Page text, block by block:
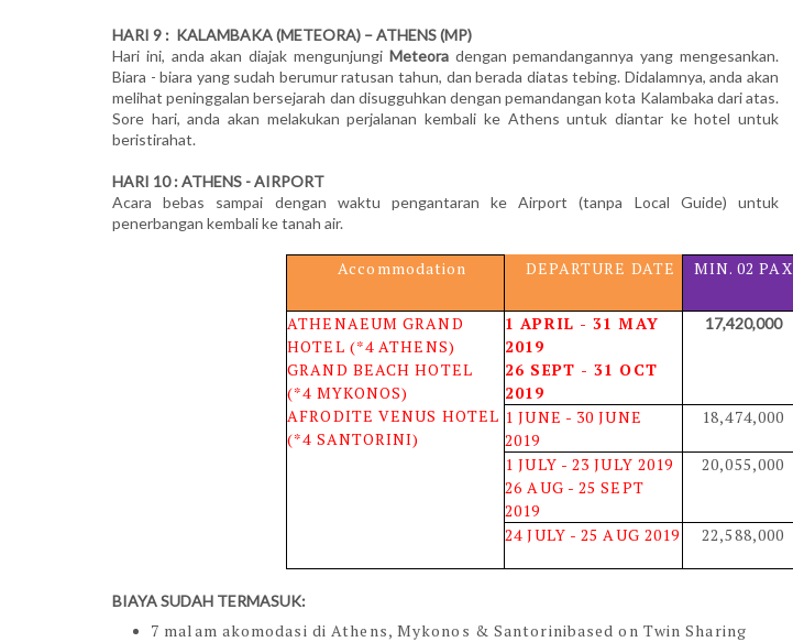
HARI 9 : KALAMBAKA (METEORA) – ATHENS (MP)
Hari ini, anda akan diajak mengunjungi Meteoradengan pemandangannya yang mengesankan.
Biara - biara yang sudah berumur ratusan tahun, dan berada diatas tebing. Didalamnya, anda akan
melihat peninggalan bersejarah dan disugguhkan dengan pemandangan kota Kalambaka dari atas.
Sore hari, anda akan melakukan perjalanan kembali ke Athens untuk diantar ke hotel untuk
beristirahat.
HARI 10 : ATHENS - AIRPORT
Acara bebas sampai dengan waktu pengantaran ke Airport (tanpa Local Guide) untuk
penerbangan kembali ke tanah air.
Accommodation DEPARTURE DATE MIN. 02 PAX
ATHENAEUM GRAND
HOTEL (*4 ATHENS)
GRAND BEACH HOTEL
(*4 MYKONOS)
AFRODITE VENUS HOTEL
(*4 SANTORINI)
1 APRIL - 31 MAY
2019
26 SEPT - 31 OCT
2019
17,420,000
1 JUNE - 30 JUNE
2019
18,474,000
1 JULY - 23 JULY 2019
26 AUG - 25 SEPT
2019
20,055,000
24 JULY - 25 AUG 2019 22,588,000
BIAYA SUDAH TERMASUK:
7 malam akomodasi di Athens, Mykonos & Santorinibased on Twin Sharing